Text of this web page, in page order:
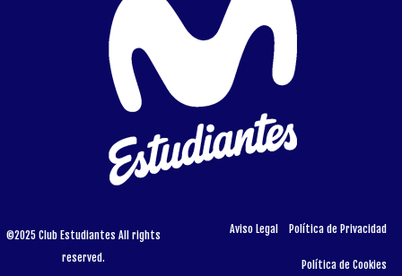
©2025 Club Estudiantes All rights
reserved.
Aviso Legal Política de Privacidad
Política de Cookies